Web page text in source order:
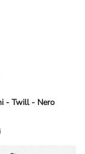
- Twill - Nero